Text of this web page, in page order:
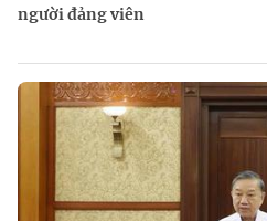
người đảng viên